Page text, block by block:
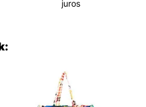
juros